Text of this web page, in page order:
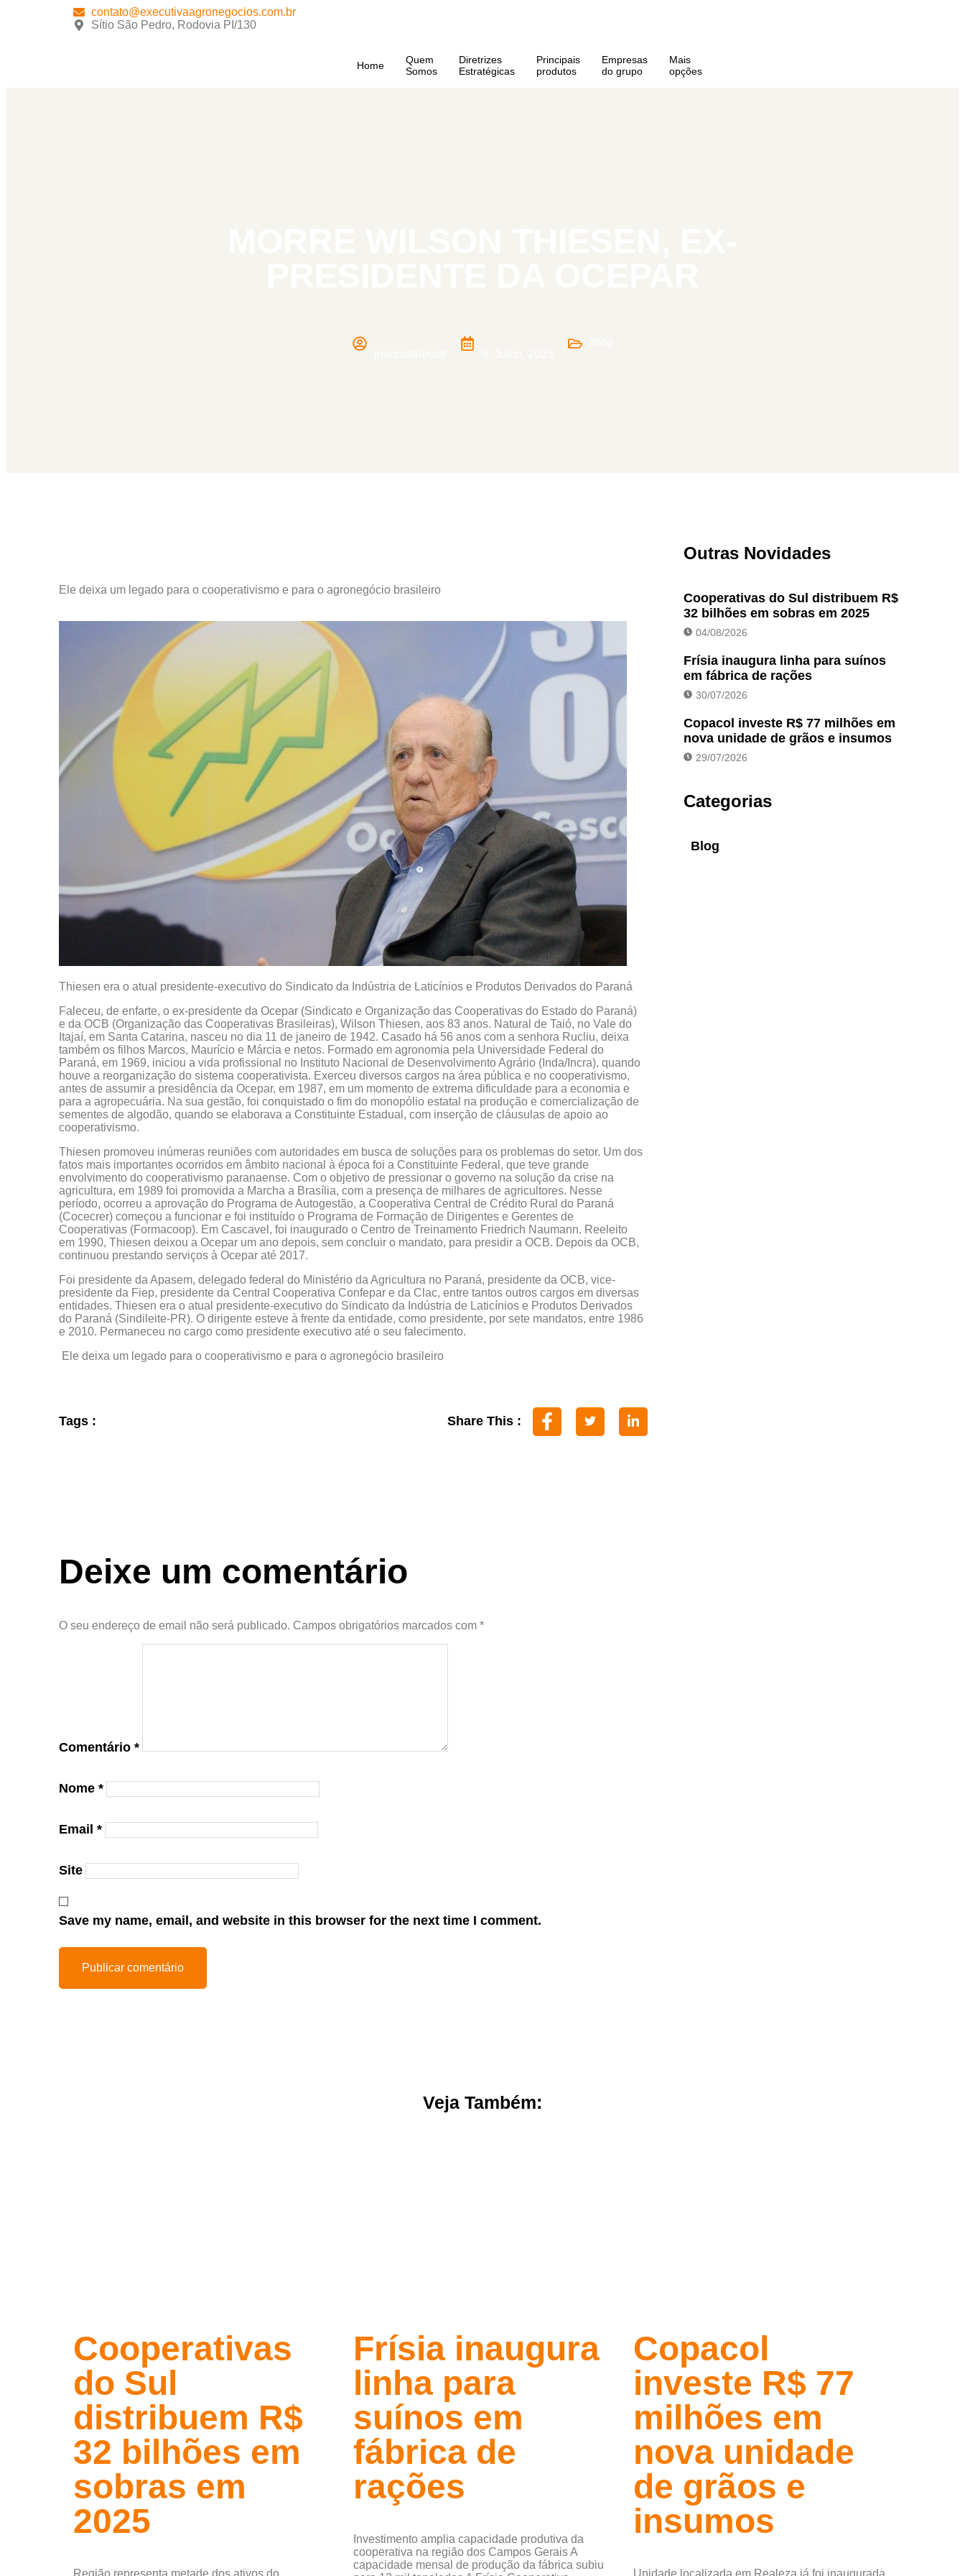
contato@executivaagronegocios.com.br
Sítio São Pedro, Rodovia PI/130
Home
Quem
Somos
Diretrizes
Estratégicas
⁠Principais
produtos
Empresas
do grupo
Mais
opções
Ele deixa um legado para o cooperativismo e para o agronegócio brasileiro
Thiesen era o atual presidente-executivo do Sindicato da Indústria de Laticínios e Produtos Derivados do Paraná
Faleceu, de enfarte, o ex-presidente da Ocepar (Sindicato e Organização das Cooperativas do Estado do Paraná)
e da OCB (Organização das Cooperativas Brasileiras), Wilson Thiesen, aos 83 anos. Natural de Taió, no Vale do
Itajaí, em Santa Catarina, nasceu no dia 11 de janeiro de 1942. Casado há 56 anos com a senhora Rucliu, deixa
também os filhos Marcos, Maurício e Márcia e netos. Formado em agronomia pela Universidade Federal do
Paraná, em 1969, iniciou a vida profissional no Instituto Nacional de Desenvolvimento Agrário (Inda/Incra), quando
houve a reorganização do sistema cooperativista. Exerceu diversos cargos na área pública e no cooperativismo,
antes de assumir a presidência da Ocepar, em 1987, em um momento de extrema dificuldade para a economia e
para a agropecuária. Na sua gestão, foi conquistado o fim do monopólio estatal na produção e comercialização de
sementes de algodão, quando se elaborava a Constituinte Estadual, com inserção de cláusulas de apoio ao
cooperativismo.
Thiesen promoveu inúmeras reuniões com autoridades em busca de soluções para os problemas do setor. Um dos
fatos mais importantes ocorridos em âmbito nacional à época foi a Constituinte Federal, que teve grande
envolvimento do cooperativismo paranaense. Com o objetivo de pressionar o governo na solução da crise na
agricultura, em 1989 foi promovida a Marcha a Brasília, com a presença de milhares de agricultores. Nesse
período, ocorreu a aprovação do Programa de Autogestão, a Cooperativa Central de Crédito Rural do Paraná
(Cocecrer) começou a funcionar e foi instituído o Programa de Formação de Dirigentes e Gerentes de
Cooperativas (Formacoop). Em Cascavel, foi inaugurado o Centro de Treinamento Friedrich Naumann. Reeleito
em 1990, Thiesen deixou a Ocepar um ano depois, sem concluir o mandato, para presidir a OCB. Depois da OCB,
continuou prestando serviços à Ocepar até 2017.
Foi presidente da Apasem, delegado federal do Ministério da Agricultura no Paraná, presidente da OCB, vice-
presidente da Fiep, presidente da Central Cooperativa Confepar e da Clac, entre tantos outros cargos em diversas
entidades. Thiesen era o atual presidente-executivo do Sindicato da Indústria de Laticínios e Produtos Derivados
do Paraná (Sindileite-PR). O dirigente esteve à frente da entidade, como presidente, por sete mandatos, entre 1986
e 2010. Permaneceu no cargo como presidente executivo até o seu falecimento.
Ele deixa um legado para o cooperativismo e para o agronegócio brasileiro
Tags : Share This :
Deixe um comentário
O seu endereço de email não será publicado. Campos obrigatórios marcados com *
Comentário *
Nome *
Email *
Site
Save my name, email, and website in this browser for the next time I comment.
Outras Novidades
Cooperativas do Sul distribuem R$
32 bilhões em sobras em 2025
04/08/2026
Frísia inaugura linha para suínos
em fábrica de rações
30/07/2026
Copacol investe R$ 77 milhões em
nova unidade de grãos e insumos
29/07/2026
Categorias
Blog
Veja Também:
Cooperativas
do Sul
distribuem R$
32 bilhões em
sobras em
2025
Região representa metade dos ativos do
Frísia inaugura
linha para
suínos em
fábrica de
rações
Investimento amplia capacidade produtiva da
cooperativa na região dos Campos Gerais A
capacidade mensal de produção da fábrica subiu
Copacol
investe R$ 77
milhões em
nova unidade
de grãos e
insumos
Unidade localizada em Realeza já foi inaugurada